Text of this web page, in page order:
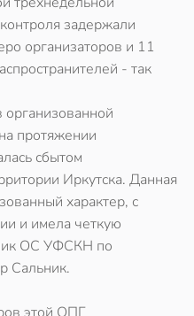
задержали
организаторов и 11
- так
протяжении
сбытом
Иркутска. Данная
характер, с
и имела четкую
ОС УФСКН по
Сальник.